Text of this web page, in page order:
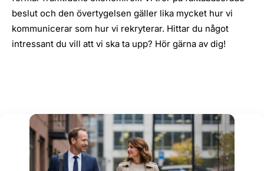
beslut och den övertygelsen gäller lika mycket hur vi
kommunicerar som hur vi rekryterar. Hittar du något
intressant du vill att vi ska ta upp? Hör gärna av dig!